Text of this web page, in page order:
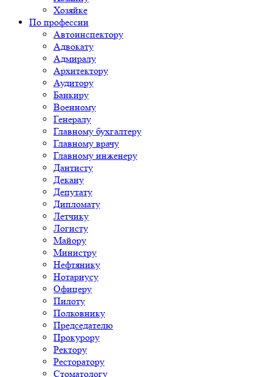
Хозяйке
По профессии
Автоинспектору
Адвокату
Адмиралу
Архитектору
Аудитору
Банкиру
Военному
Генералу
Главному бухгалтеру
Главному врачу
Главному инженеру
Дантисту
Декану
Депутату
Дипломату
Летчику
Логисту
Майору
Министру
Нефтянику
Нотариусу
Офицеру
Пилоту
Полковнику
Председателю
Прокурору
Ректору
Ресторатору
Стоматологу